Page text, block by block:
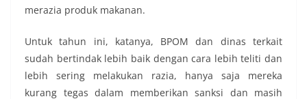
merazia produk makanan.
Untuk tahun ini, katanya, BPOM dan dinas terkait
sudah bertindak lebih baik dengan cara lebih teliti dan
lebih sering melakukan razia, hanya saja mereka
kurang tegas dalam memberikan sanksi dan masih